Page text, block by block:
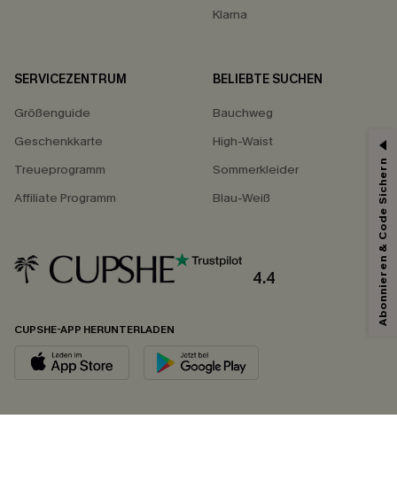
Klarna
SERVICEZENTRUM
Größenguide
Geschenkkarte
Treueprogramm
Affiliate Programm
BELIEBTE SUCHEN
Bauchweg
High-Waist
Sommerkleider
Blau-Weiß
4.4
CUPSHE-APP HERUNTERLADEN
Abonnieren & Code Sichern